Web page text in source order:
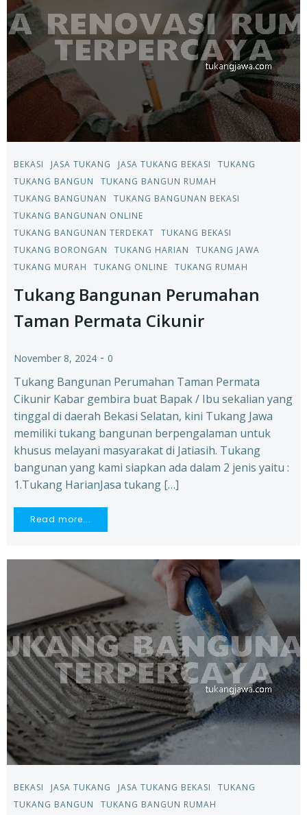
BEKASI JASA TUKANG JASA TUKANG BEKASI
TUKANG
TUKANG BANGUN
TUKANG BANGUN RUMAH
TUKANG BANGUNAN
TUKANG BANGUNAN BEKASI
TUKANG BANGUNAN ONLINE
TUKANG BANGUNAN TERDEKAT
TUKANG BEKASI
TUKANG BORONGAN
TUKANG HARIAN
TUKANG JAWA
TUKANG MURAH
TUKANG ONLINE TUKANG RUMAH
Tukang Bangunan Perumahan
Taman Permata Cikunir
November 8, 2024 - 0
Tukang Bangunan Perumahan Taman Permata
Cikunir Kabar gembira buat Bapak / Ibu sekalian yang
tinggal di daerah Bekasi Selatan, kini Tukang Jawa
memiliki tukang bangunan berpengalaman untuk
khusus melayani masyarakat di Jatiasih. Tukang
bangunan yang kami siapkan ada dalam 2 jenis yaitu :
1.Tukang HarianJasa tukang […]
Read more...
BEKASI JASA TUKANG JASA TUKANG BEKASI
TUKANG
TUKANG BANGUN
TUKANG BANGUN RUMAH